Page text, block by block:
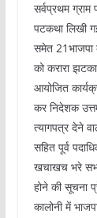
सर्वप्रथम
पटकथा लिखी
समेत 21भाजपा
को करारा
आयोजित
कर निदेशक
त्यागपत्र देने
सहित पूर्व
खचाखच भरे
होने की सूचना
कालोनी में